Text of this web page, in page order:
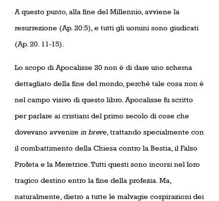
A questo punto, alla fine del Millennio, avviene la
resurrezione (Ap. 20:5), e tutti gli uomini sono giudicati
(Ap. 20. 11-15).
Lo scopo di Apocalisse 20 non è di dare uno schema
dettagliato della fine del mondo, perché tale cosa non è
nel campo visivo di questo libro. Apocalisse fu scritto
per parlare ai cristiani del primo secolo di cose che
dovevano avvenire in breve , trattando specialmente con
il combattimento della Chiesa contro la Bestia, il Falso
Profeta e la Meretrice. Tutti questi sono incorsi nel loro
tragico destino entro la fine della profezia. Ma,
naturalmente, dietro a tutte le malvagie cospirazioni dei